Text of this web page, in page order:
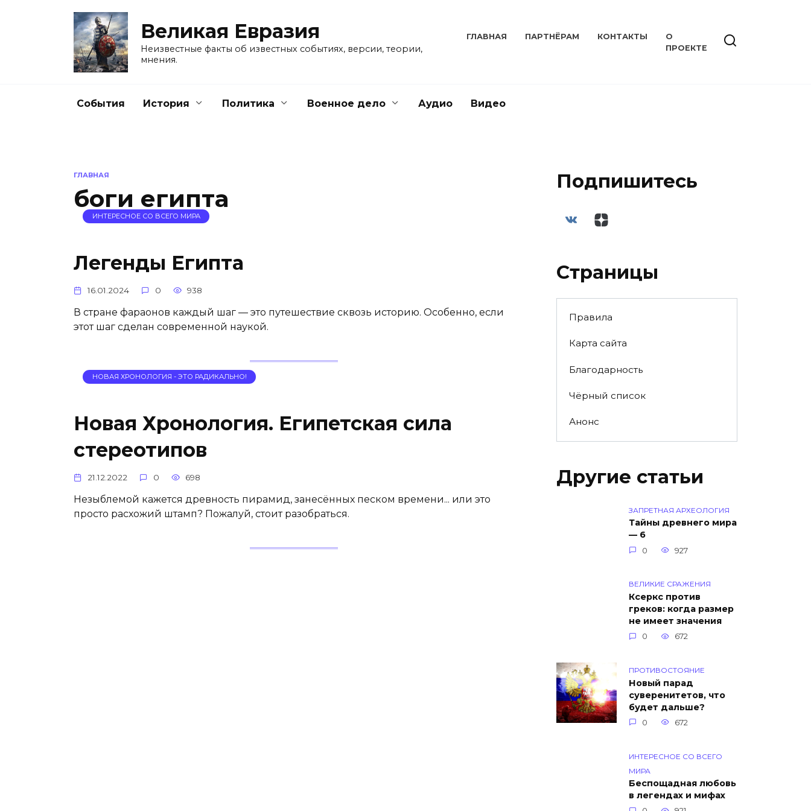
Великая Евразия
Неизвестные факты об известных событиях, версии, теории,
мнения.
ГЛАВНАЯ ПАРТНЁРАМ КОНТАКТЫ
О
ПРОЕКТЕ
События История Политика Военное дело Аудио Видео
ГЛАВНАЯ
боги египта
ИНТЕРЕСНОЕ СО ВСЕГО МИРА
Легенды Египта
16.01.2024 0 938
В стране фараонов каждый шаг — это путешествие сквозь историю. Особенно, если
этот шаг сделан современной наукой.
НОВАЯ ХРОНОЛОГИЯ - ЭТО РАДИКАЛЬНО!
Новая Хронология. Египетская сила
стереотипов
21.12.2022 0 698
Незыблемой кажется древность пирамид, занесённых песком времени... или это
просто расхожий штамп? Пожалуй, стоит разобраться.
Подпишитесь
Страницы
Правила
Карта сайта
Благодарность
Чёрный список
Анонс
Другие статьи
ЗАПРЕТНАЯ АРХЕОЛОГИЯ
Тайны древнего мира
— 6
0 927
ВЕЛИКИЕ СРАЖЕНИЯ
Ксеркс против
греков: когда размер
не имеет значения
0 672
ПРОТИВОСТОЯНИЕ
Новый парад
суверенитетов, что
будет дальше?
0 672
ИНТЕРЕСНОЕ СО ВСЕГО
МИРА
Беспощадная любовь
в легендах и мифах